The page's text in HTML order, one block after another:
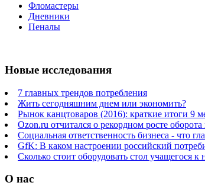
Фломастеры
Дневники
Пеналы
Новые исследования
7 главных трендов потребления
Жить сегодняшним днем или экономить?
Рынок канцтоваров (2016): краткие итоги 9
Ozon.ru отчитался о рекордном росте
Социальная ответственность бизнеса - что
GfK: В каком настроении российский
Сколько стоит оборудовать стол учащегося
О нас